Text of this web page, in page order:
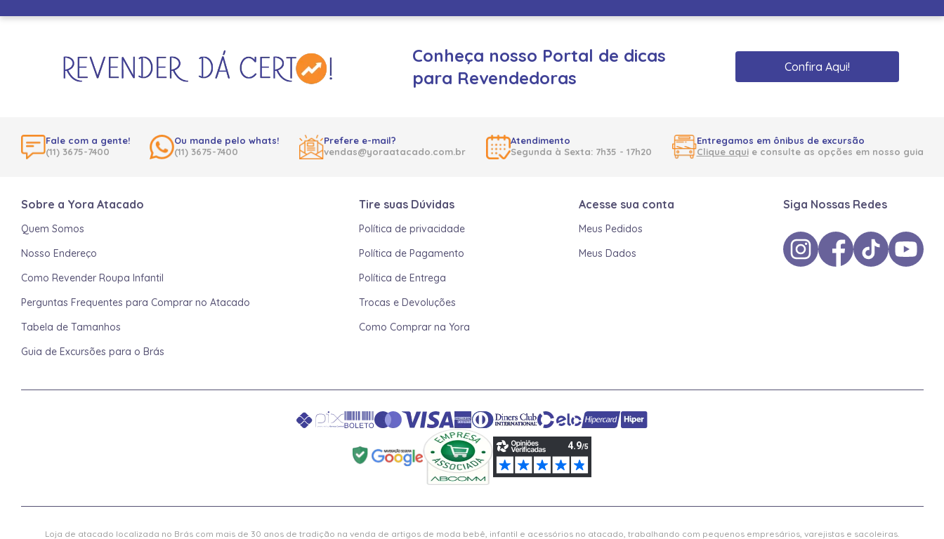
Conheça nosso Portal de dicas
para Revendedoras
Confira Aqui!
Fale com a gente!
(11) 3675-7400
Ou mande pelo whats!
(11) 3675-7400
Prefere e-mail?
vendas@yoraatacado.com.br
Atendimento
Segunda à Sexta: 7h35 - 17h20
Entregamos em ônibus de excursão
Clique aquie consulte as opções em nosso guia
Sobre a Yora Atacado
Quem Somos
Nosso Endereço
Como Revender Roupa Infantil
Perguntas Frequentes para Comprar no Atacado
Tabela de Tamanhos
Guia de Excursões para o Brás
Tire suas Dúvidas
Política de privacidade
Política de Pagamento
Política de Entrega
Trocas e Devoluções
Como Comprar na Yora
Acesse sua conta
Meus Pedidos
Meus Dados
Siga Nossas Redes
Loja de atacado localizada no Brás com mais de 30 anos de tradição na venda de artigos de moda bebê, infantil e acessórios no atacado, trabalhando com pequenos empresários, varejistas e sacoleiras.